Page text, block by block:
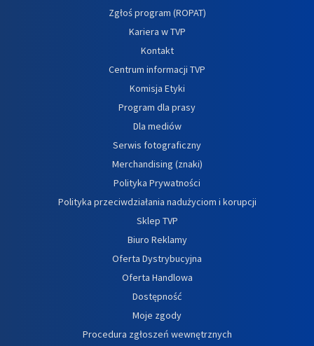
Zgłoś program (ROPAT)
Kariera w TVP
Kontakt
Centrum informacji TVP
Komisja Etyki
Program dla prasy
Dla mediów
Serwis fotograficzny
Merchandising (znaki)
Polityka Prywatności
Polityka przeciwdziałania nadużyciom i korupcji
Sklep TVP
Biuro Reklamy
Oferta Dystrybucyjna
Oferta Handlowa
Dostępność
Moje zgody
Procedura zgłoszeń wewnętrznych